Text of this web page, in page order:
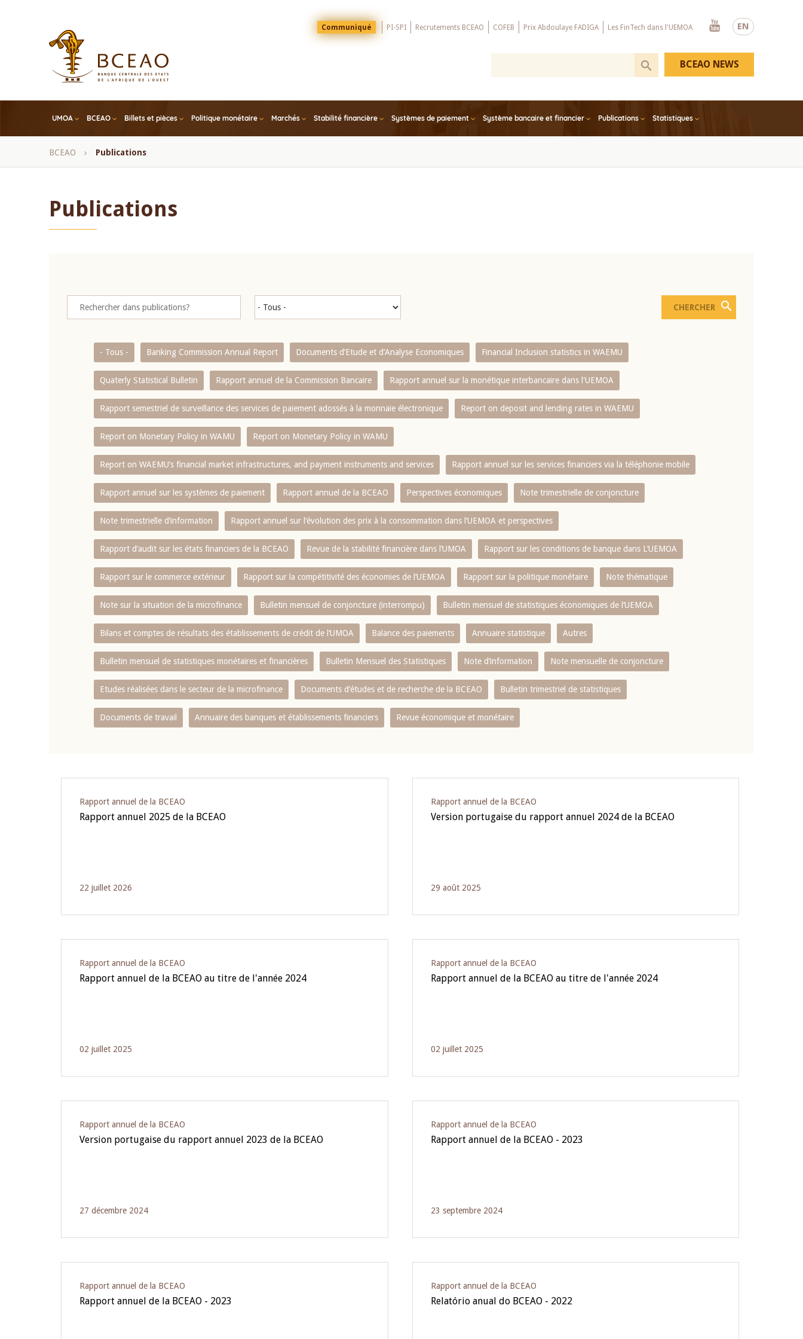
EN
Menu
Top
Communiqué PI-SPI Recrutements BCEAO COFEB Prix Abdoulaye FADIGA Les FinTech dans l'UEMOA
Youtube
UMOA BCEAO Billets et pièces Politique monétaire Marchés Stabilité financière Systèmes de paiement Système bancaire et financier Publications Statistiques
BCEAO NEWS
Fil
BCEAO Publications
Publications
- Tous - Banking Commission Annual Report Documents d’Etude et d’Analyse Economiques Financial Inclusion statistics in WAEMU
Quaterly Statistical Bulletin Rapport annuel de la Commission Bancaire Rapport annuel sur la monétique interbancaire dans l'UEMOA
Rapport semestriel de surveillance des services de paiement adossés à la monnaie électronique Report on deposit and lending rates in WAEMU
Report on Monetary Policy in WAMU Report on Monetary Policy in WAMU
Report on WAEMU’s financial market infrastructures, and payment instruments and services Rapport annuel sur les services financiers via la téléphonie mobile
Rapport annuel sur les systèmes de paiement Rapport annuel de la BCEAO Perspectives économiques Note trimestrielle de conjoncture
Note trimestrielle d‘information Rapport annuel sur l‘évolution des prix à la consommation dans l‘UEMOA et perspectives
Rapport d‘audit sur les états financiers de la BCEAO Revue de la stabilité financière dans l‘UMOA Rapport sur les conditions de banque dans L‘UEMOA
Rapport sur le commerce extérieur Rapport sur la compétitivité des économies de l‘UEMOA Rapport sur la politique monétaire Note thématique
Note sur la situation de la microfinance Bulletin mensuel de conjoncture (interrompu) Bulletin mensuel de statistiques économiques de l‘UEMOA
Bilans et comptes de résultats des établissements de crédit de l‘UMOA Balance des paiements Annuaire statistique Autres
Bulletin mensuel de statistiques monétaires et financières Bulletin Mensuel des Statistiques Note d’information Note mensuelle de conjoncture
Etudes réalisées dans le secteur de la microfinance Documents d’études et de recherche de la BCEAO Bulletin trimestriel de statistiques
Documents de travail Annuaire des banques et établissements financiers Revue économique et monétaire
Rapport annuel de la BCEAO
Rapport annuel 2025 de la BCEAO
22 juillet 2026
Rapport annuel de la BCEAO
Version portugaise du rapport annuel 2024 de la BCEAO
29 août 2025
Rapport annuel de la BCEAO
Rapport annuel de la BCEAO au titre de l'année 2024
02 juillet 2025
Rapport annuel de la BCEAO
Rapport annuel de la BCEAO au titre de l'année 2024
02 juillet 2025
Rapport annuel de la BCEAO
Version portugaise du rapport annuel 2023 de la BCEAO
27 décembre 2024
Rapport annuel de la BCEAO
Rapport annuel de la BCEAO - 2023
23 septembre 2024
Rapport annuel de la BCEAO
Rapport annuel de la BCEAO - 2023
Rapport annuel de la BCEAO
Relatório anual do BCEAO - 2022